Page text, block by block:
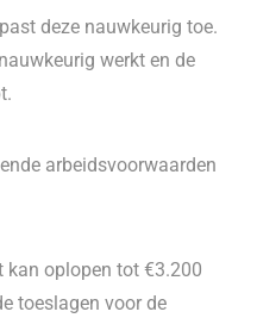
deze nauwkeurig toe.
werkt en de
arbeidsvoorwaarden
kan oplopen tot €3.200
toeslagen voor de